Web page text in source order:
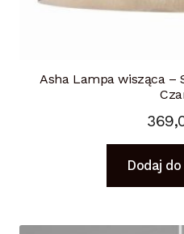
Asha Lampa wisząca –
Dodaj